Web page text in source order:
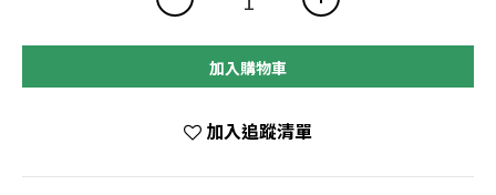
加入購物車
加入追蹤清單